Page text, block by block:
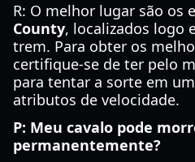
R: O melhor lugar são os
County, localizados logo
trem. Para obter os
certifique-se de ter pelo
para tentar a sorte em
atributos de velocidade.
P: Meu cavalo pode
permanentemente?